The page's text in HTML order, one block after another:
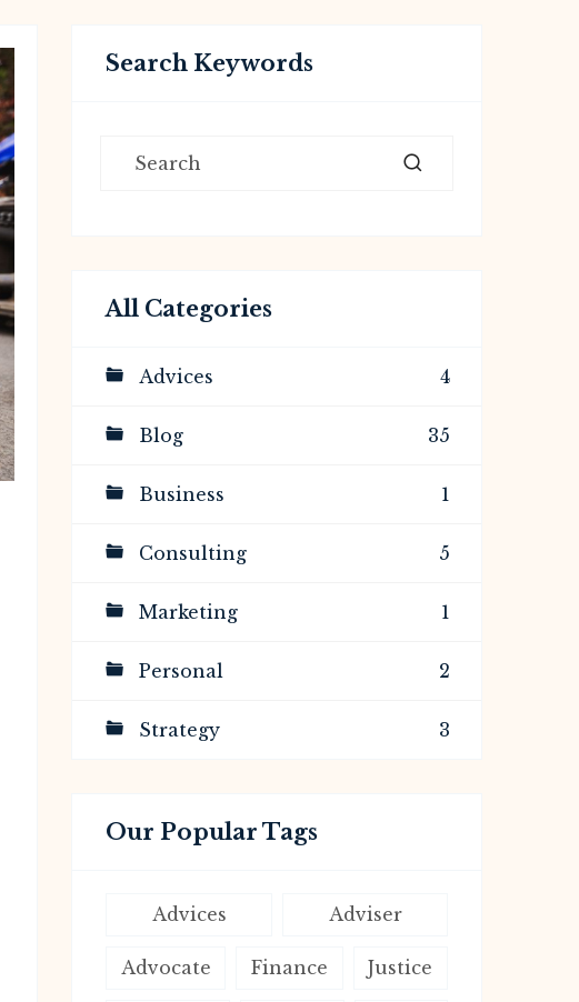
Search Keywords
All Categories
Advices 4
Blog 35
Business 1
Consulting 5
Marketing 1
Personal 2
Strategy 3
Our Popular Tags
Advices Adviser
Advocate Finance Justice